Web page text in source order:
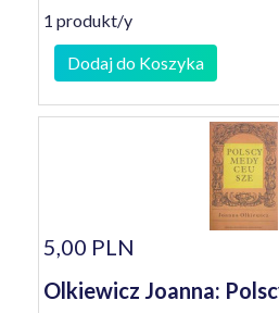
1 produkt/y
Dodaj do Koszyka
5,00 PLN
Olkiewicz Joanna: